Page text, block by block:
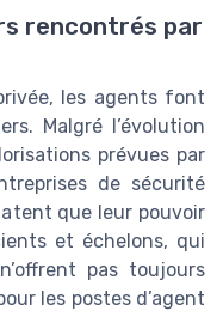
rencontrés par
les agents font
Malgré l’évolution
prévues par
de sécurité
que leur pouvoir
et échelons, qui
pas toujours
les postes d’agent